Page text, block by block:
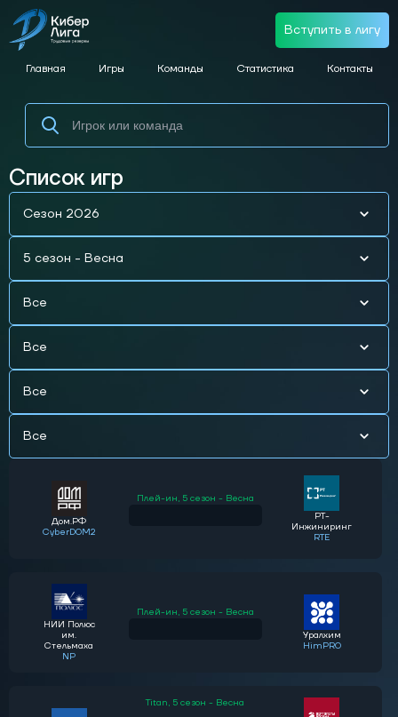
Главная Игры Команды Статистика Контакты
Вступить в лигу
Список игр
Сезон 2026
5 сезон - Весна
Все
Все
Все
Все
Дом.РФ
CyberDOM2
Плей-ин, 5 сезон - Весна
РТ-
Инжиниринг
RTE
НИИ Полюс
им.
Стельмаха
NP
Плей-ин, 5 сезон - Весна
Уралхим
HimPRO
Titan, 5 сезон - Весна